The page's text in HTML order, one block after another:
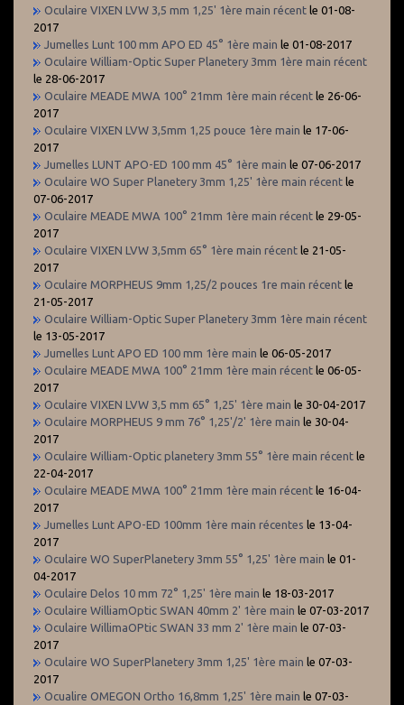
Oculaire VIXEN LVW 3,5 mm 1,25' 1ère main récent le 01-08-
2017
Jumelles Lunt 100 mm APO ED 45° 1ère main le 01-08-2017
Oculaire William-Optic Super Planetery 3mm 1ère main récent
le 28-06-2017
Oculaire MEADE MWA 100° 21mm 1ère main récent le 26-06-
2017
Oculaire VIXEN LVW 3,5mm 1,25 pouce 1ère main le 17-06-
2017
Jumelles LUNT APO-ED 100 mm 45° 1ère main le 07-06-2017
Oculaire WO Super Planetery 3mm 1,25' 1ère main récent le
07-06-2017
Oculaire MEADE MWA 100° 21mm 1ère main récent le 29-05-
2017
Oculaire VIXEN LVW 3,5mm 65° 1ère main récent le 21-05-
2017
Oculaire MORPHEUS 9mm 1,25/2 pouces 1re main récent le
21-05-2017
Oculaire William-Optic Super Planetery 3mm 1ère main récent
le 13-05-2017
Jumelles Lunt APO ED 100 mm 1ère main le 06-05-2017
Oculaire MEADE MWA 100° 21mm 1ère main récent le 06-05-
2017
Oculaire VIXEN LVW 3,5 mm 65° 1,25' 1ère main le 30-04-2017
Oculaire MORPHEUS 9 mm 76° 1,25'/2' 1ère main le 30-04-
2017
Oculaire William-Optic planetery 3mm 55° 1ère main récent le
22-04-2017
Oculaire MEADE MWA 100° 21mm 1ère main récent le 16-04-
2017
Jumelles Lunt APO-ED 100mm 1ère main récentes le 13-04-
2017
Oculaire WO SuperPlanetery 3mm 55° 1,25' 1ère main le 01-
04-2017
Oculaire Delos 10 mm 72° 1,25' 1ère main le 18-03-2017
Oculaire WilliamOptic SWAN 40mm 2' 1ère main le 07-03-2017
Oculaire WillimaOPtic SWAN 33 mm 2' 1ère main le 07-03-
2017
Oculaire WO SuperPlanetery 3mm 1,25' 1ère main le 07-03-
2017
Ocualire OMEGON Ortho 16,8mm 1,25' 1ère main le 07-03-